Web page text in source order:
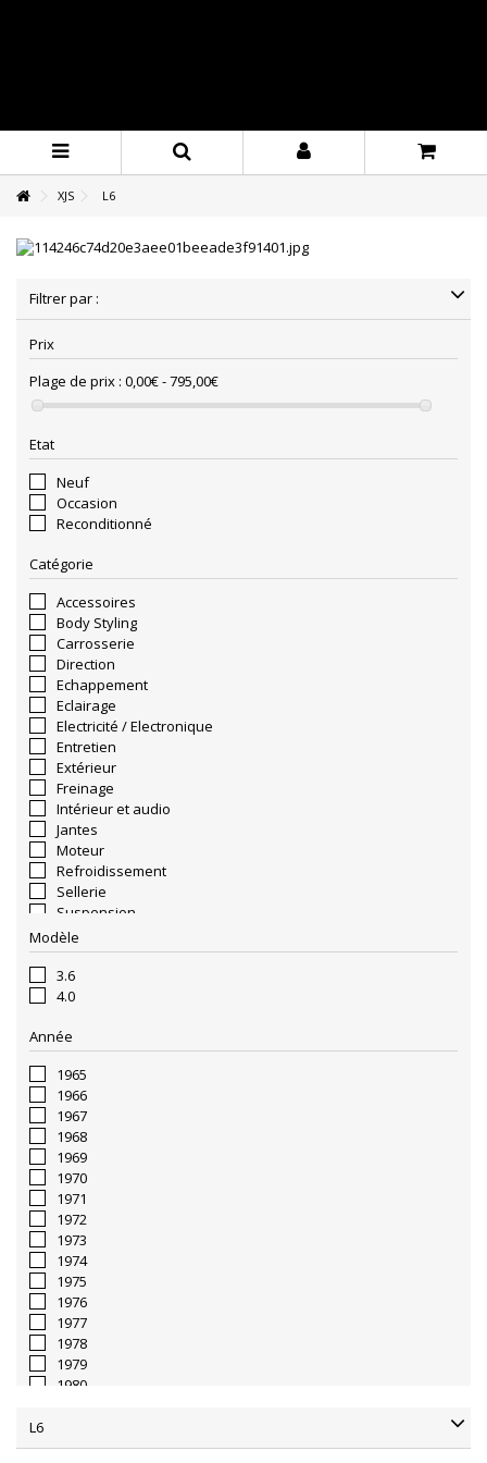
XJS L6
Filtrer par :
Prix
Plage de prix : 0,00€ - 795,00€
Etat
Neuf
Occasion
Reconditionné
Catégorie
Accessoires
Body Styling
Carrosserie
Direction
Echappement
Eclairage
Electricité / Electronique
Entretien
Extérieur
Freinage
Intérieur et audio
Jantes
Moteur
Refroidissement
Sellerie
Suspension
Transmission
Modèle
3.6
4.0
Année
1965
1966
1967
1968
1969
1970
1971
1972
1973
1974
1975
1976
1977
1978
1979
1980
1983
L6